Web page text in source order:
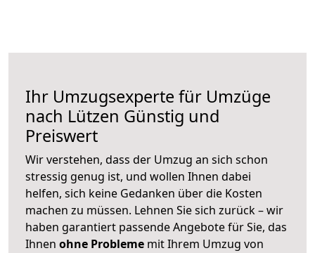
Ihr Umzugsexperte für Umzüge
nach Lützen Günstig und
Preiswert
Wir verstehen, dass der Umzug an sich schon
stressig genug ist, und wollen Ihnen dabei
helfen, sich keine Gedanken über die Kosten
machen zu müssen. Lehnen Sie sich zurück – wir
haben garantiert passende Angebote für Sie, das
Ihnen ohne Probleme mit Ihrem Umzug von